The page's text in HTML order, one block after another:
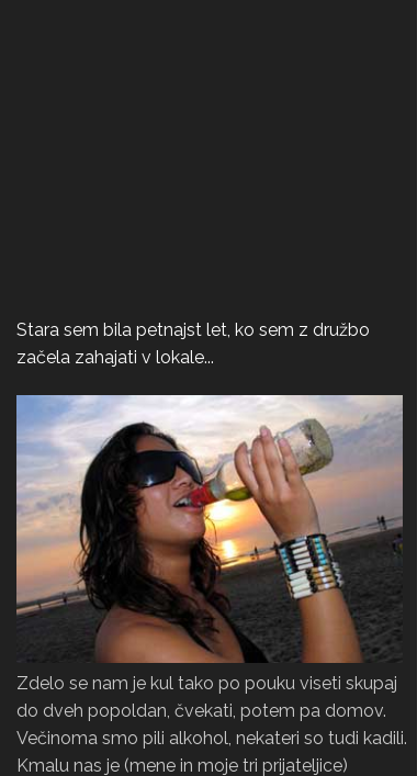
Stara sem bila petnajst let, ko sem z družbo
začela zahajati v lokale...
Zdelo se nam je kul tako po pouku viseti skupaj
do dveh popoldan, čvekati, potem pa domov.
Večinoma smo pili alkohol, nekateri so tudi kadili.
Kmalu nas je (mene in moje tri prijateljice)